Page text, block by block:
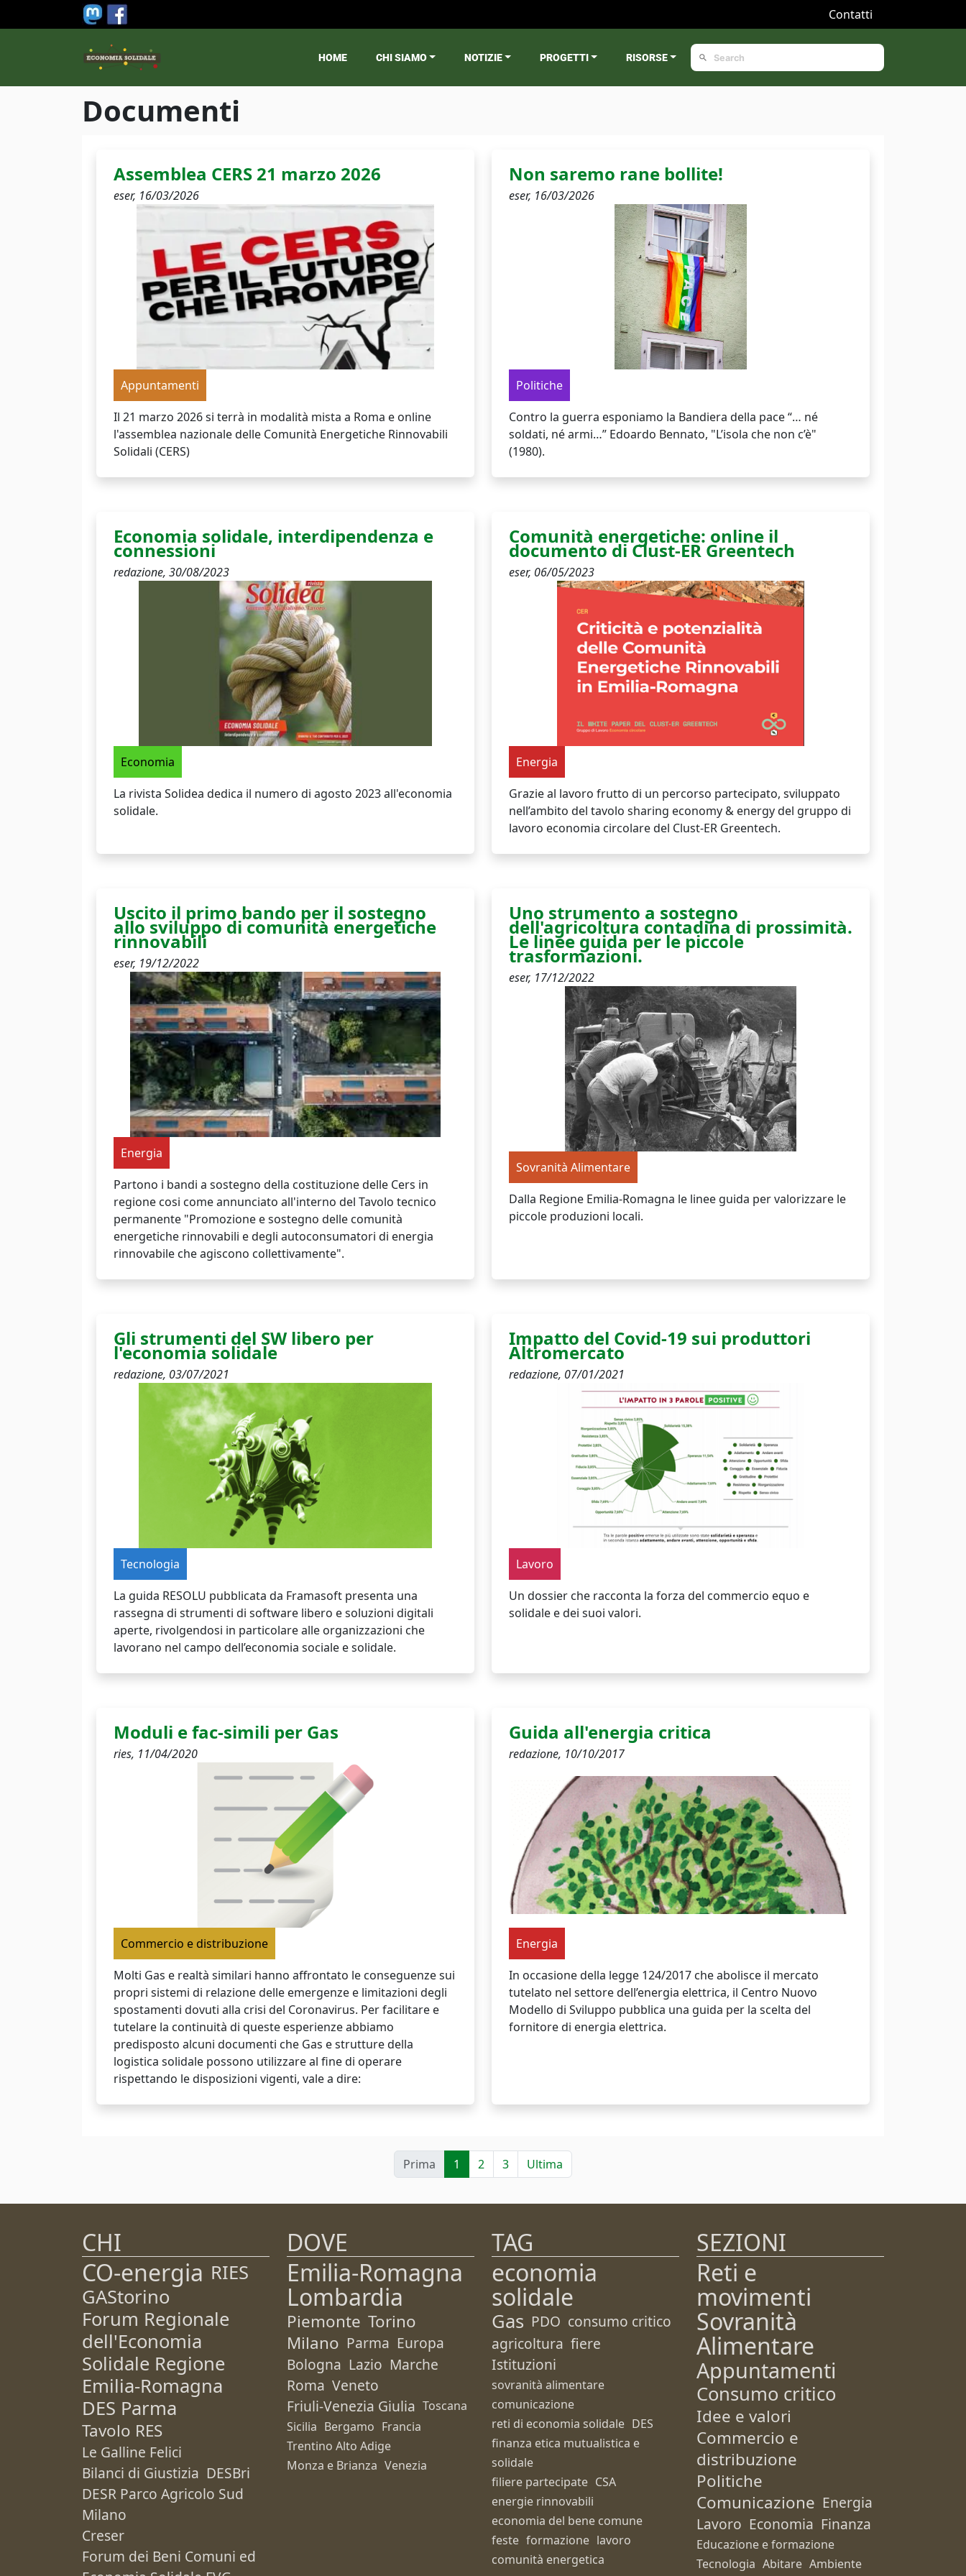
Salta al contenuto principale Contatti
Main menu
HOME CHI SIAMO NOTIZIE PROGETTI RISORSE
Documenti
Assemblea CERS 21 marzo 2026
eser, 16/03/2026
Appuntamenti
Il 21 marzo 2026 si terrà in modalità mista a Roma e online
l'assemblea nazionale delle Comunità Energetiche Rinnovabili
Solidali (CERS)
Non saremo rane bollite!
eser, 16/03/2026
Politiche
Contro la guerra esponiamo la Bandiera della pace “… né
soldati, né armi…” Edoardo Bennato, "L’isola che non c’è"
(1980).
Economia solidale, interdipendenza e
connessioni
redazione, 30/08/2023
Economia
La rivista Solidea dedica il numero di agosto 2023 all'economia
solidale.
Comunità energetiche: online il
documento di Clust-ER Greentech
eser, 06/05/2023
Energia
Grazie al lavoro frutto di un percorso partecipato, sviluppato
nell’ambito del tavolo sharing economy & energy del gruppo di
lavoro economia circolare del Clust-ER Greentech.
Uscito il primo bando per il sostegno
allo sviluppo di comunità energetiche
rinnovabili
eser, 19/12/2022
Energia
Partono i bandi a sostegno della costituzione delle Cers in
regione cosi come annunciato all'interno del Tavolo tecnico
permanente "Promozione e sostegno delle comunità
energetiche rinnovabili e degli autoconsumatori di energia
rinnovabile che agiscono collettivamente".
Uno strumento a sostegno
dell'agricoltura contadina di prossimità.
Le linee guida per le piccole
trasformazioni.
eser, 17/12/2022
Sovranità Alimentare
Dalla Regione Emilia-Romagna le linee guida per valorizzare le
piccole produzioni locali.
Gli strumenti del SW libero per
l'economia solidale
redazione, 03/07/2021
Tecnologia
La guida RESOLU pubblicata da Framasoft presenta una
rassegna di strumenti di software libero e soluzioni digitali
aperte, rivolgendosi in particolare alle organizzazioni che
lavorano nel campo dell’economia sociale e solidale.
Impatto del Covid-19 sui produttori
Altromercato
redazione, 07/01/2021
Lavoro
Un dossier che racconta la forza del commercio equo e
solidale e dei suoi valori.
Moduli e fac-simili per Gas
ries, 11/04/2020
Commercio e distribuzione
Molti Gas e realtà similari hanno affrontato le conseguenze sui
propri sistemi di relazione delle emergenze e limitazioni degli
spostamenti dovuti alla crisi del Coronavirus. Per facilitare e
tutelare la continuità di queste esperienze abbiamo
predisposto alcuni documenti che Gas e strutture della
logistica solidale possono utilizzare al fine di operare
rispettando le disposizioni vigenti, vale a dire:
Guida all'energia critica
redazione, 10/10/2017
Energia
In occasione della legge 124/2017 che abolisce il mercato
tutelato nel settore dell’energia elettrica, il Centro Nuovo
Modello di Sviluppo pubblica una guida per la scelta del
fornitore di energia elettrica.
Prima 1 2 3 Ultima
CHI
CO-energia RIES
GAStorino
Forum Regionale
dell'Economia
Solidale Regione
Emilia-Romagna
DES Parma
Tavolo RES
Le Galline Felici
Bilanci di Giustizia DESBri
DESR Parco Agricolo Sud
Milano
Creser
Forum dei Beni Comuni ed
DOVE
Emilia-Romagna
Lombardia
Piemonte Torino
Milano Parma Europa
Bologna Lazio Marche
Roma Veneto
Friuli-Venezia Giulia Toscana
Sicilia Bergamo Francia
Trentino Alto Adige
Monza e Brianza Venezia
TAG
economia
solidale
Gas PDO consumo critico
agricoltura fiere
Istituzioni
sovranità alimentare
comunicazione
reti di economia solidale DES
finanza etica mutualistica e
solidale
filiere partecipate CSA
energie rinnovabili
economia del bene comune
feste formazione lavoro
comunità energetica
SEZIONI
Reti e
movimenti
Sovranità
Alimentare
Appuntamenti
Consumo critico
Idee e valori
Commercio e
distribuzione
Politiche
Comunicazione Energia
Lavoro Economia Finanza
Educazione e formazione
Tecnologia Abitare Ambiente